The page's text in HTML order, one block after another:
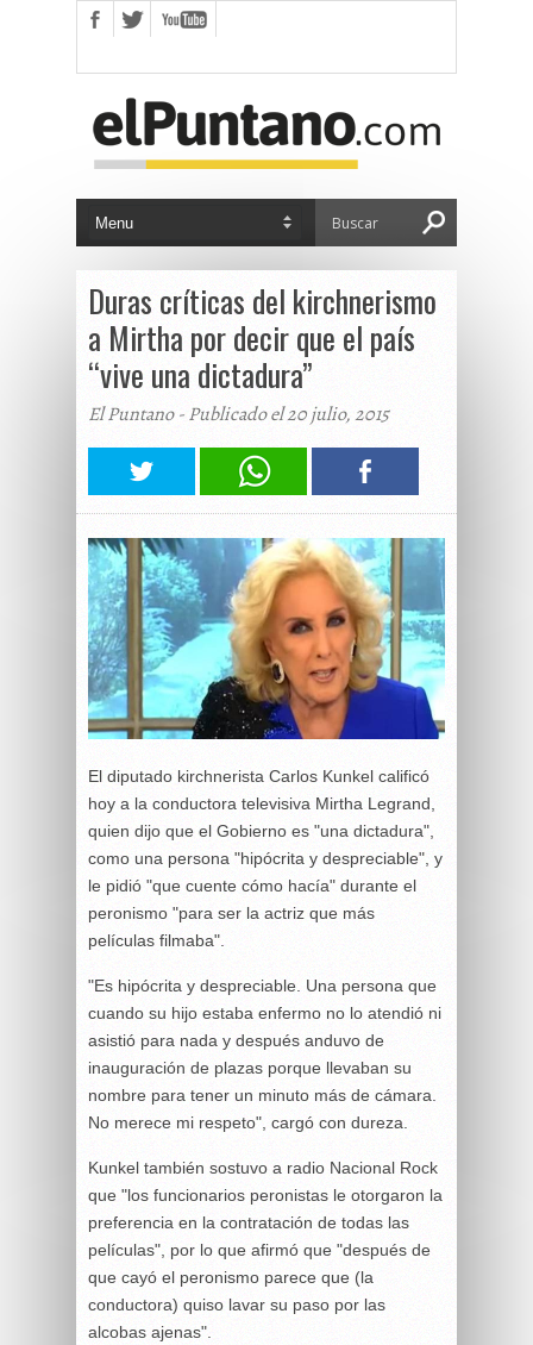
Duras críticas del kirchnerismo
a Mirtha por decir que el país
“vive una dictadura”
El Puntano - Publicado el 20 julio, 2015
El diputado kirchnerista Carlos Kunkel calificó
hoy a la conductora televisiva Mirtha Legrand,
quien dijo que el Gobierno es "una dictadura",
como una persona "hipócrita y despreciable", y
le pidió "que cuente cómo hacía" durante el
peronismo "para ser la actriz que más
películas filmaba".
"Es hipócrita y despreciable. Una persona que
cuando su hijo estaba enfermo no lo atendió ni
asistió para nada y después anduvo de
inauguración de plazas porque llevaban su
nombre para tener un minuto más de cámara.
No merece mi respeto", cargó con dureza.
Kunkel también sostuvo a radio Nacional Rock
que "los funcionarios peronistas le otorgaron la
preferencia en la contratación de todas las
películas", por lo que afirmó que "después de
que cayó el peronismo parece que (la
conductora) quiso lavar su paso por las
alcobas ajenas".